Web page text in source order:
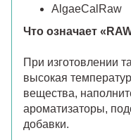
AlgaeCalRaw
Что означает
При изготовлении
высокая
вещества,
ароматизаторы,
добавки.